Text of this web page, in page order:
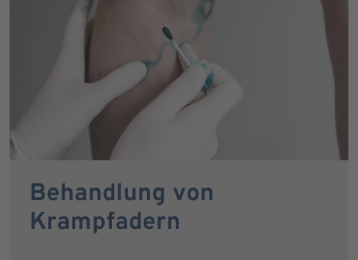
Behandlung von
Krampfadern